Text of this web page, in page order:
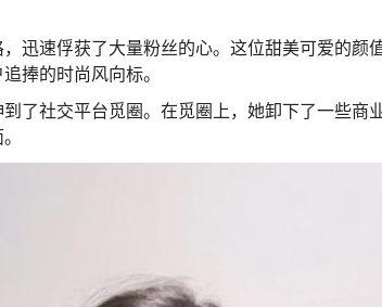
迅速俘获了大量粉丝的心。这位甜美可爱的颜
捧的时尚风向标。
了社交平台觅圈。在觅圈上，她卸下了一些商